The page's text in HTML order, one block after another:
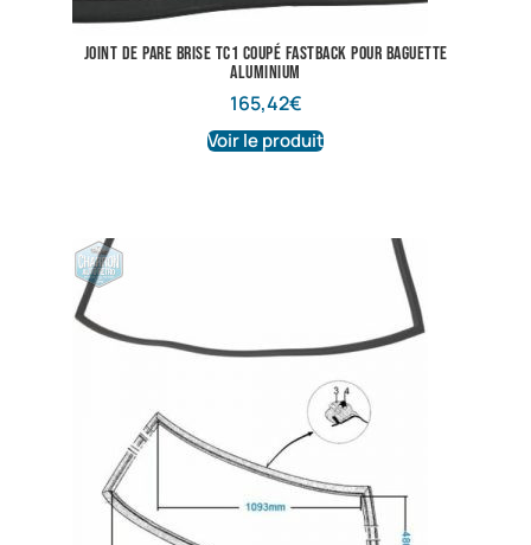
joint de pare brise TC1 coupé fastback pour baguette
aluminium
165,42€
Voir le produit